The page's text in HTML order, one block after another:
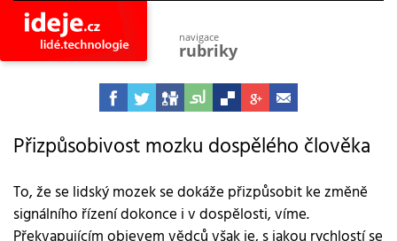
navigace
rubriky
astro
vesmír
projekty
společnost
objevy
vynálezy
Přizpůsobivost mozku dospělého člověka
To, že se lidský mozek se dokáže přizpůsobit ke změně
signálního řízení dokonce i v dospělosti, víme.